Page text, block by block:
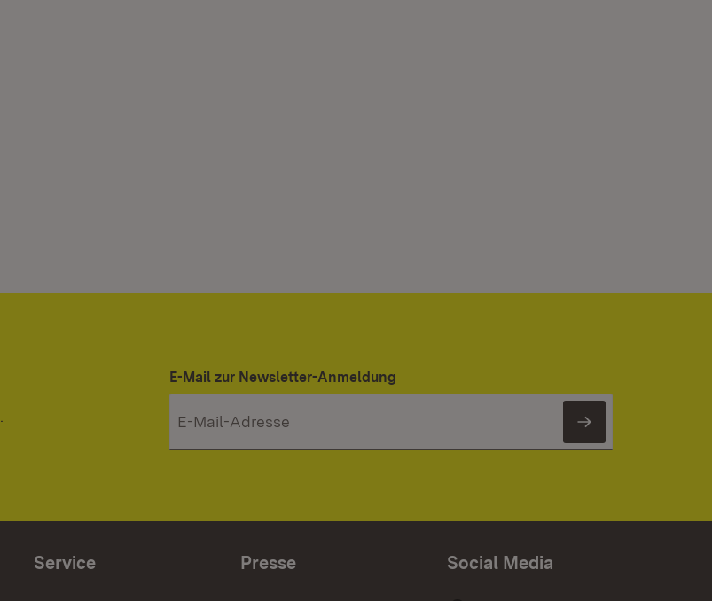
E-Mail zur Newsletter-Anmeldung
Newsletter
Service Presse Social Media